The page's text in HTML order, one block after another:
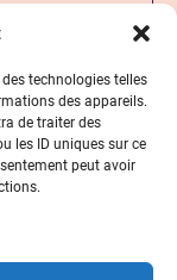
technologies telles
des appareils.
de traiter des
les ID uniques sur ce
peut avoir